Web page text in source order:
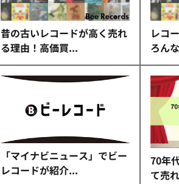
昔の古いレコードが高く売れ
る理由！高価買...
レコ
ろん
「マイナビニュース」でビー
レコードが紹介...
70年
て売